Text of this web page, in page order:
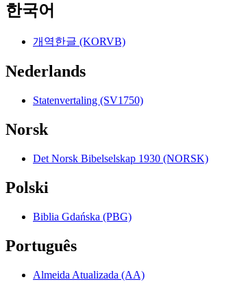
한국어
개역한글 (KORVB)
Nederlands
Statenvertaling (SV1750)
Norsk
Det Norsk Bibelselskap 1930 (NORSK)
Polski
Biblia Gdańska (PBG)
Português
Almeida Atualizada (AA)